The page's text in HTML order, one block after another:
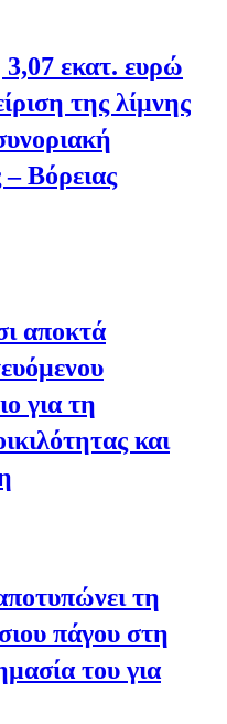
εκατ. ευρώ
της λίμνης
Βόρειας
αποκτά
για τη
και
τη
πάγου στη
του για